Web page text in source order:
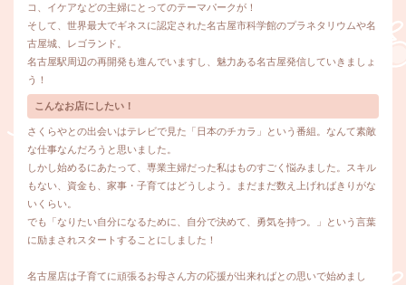
コ、イケアなどの主婦にとってのテーマパークが！
そして、世界最大でギネスに認定された名古屋市科学館のプラネタリウムや名
古屋城、レゴランド。
名古屋駅周辺の再開発も進んでいますし、魅力ある名古屋発信していきましょ
う！
こんなお店にしたい！
さくらやとの出会いはテレビで見た「日本のチカラ」という番組。なんて素敵
な仕事なんだろうと思いました。
しかし始めるにあたって、専業主婦だった私はものすごく悩みました。スキル
もない、資金も、家事・子育てはどうしよう。まだまだ数え上げればきりがな
いくらい。
でも「なりたい自分になるために、自分で決めて、勇気を持つ。」という言葉
に励まされスタートすることにしました！
名古屋店は子育てに頑張るお母さん方の応援が出来ればとの思いで始めまし